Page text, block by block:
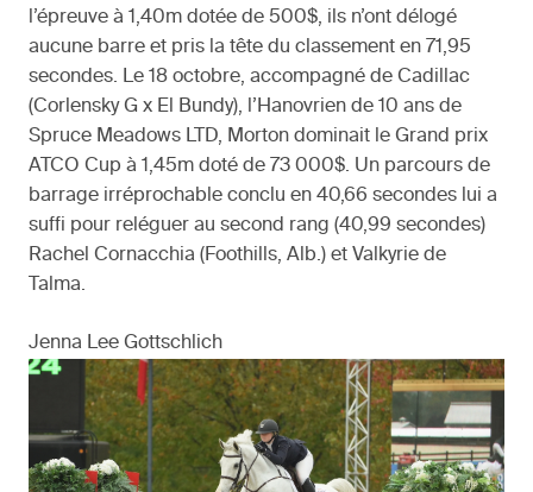
l’épreuve à 1,40m dotée de 500$, ils n’ont délogé
aucune barre et pris la tête du classement en 71,95
secondes. Le 18 octobre, accompagné de Cadillac
(Corlensky G x El Bundy), l’Hanovrien de 10 ans de
Spruce Meadows LTD, Morton dominait le Grand prix
ATCO Cup à 1,45m doté de 73 000$. Un parcours de
barrage irréprochable conclu en 40,66 secondes lui a
suffi pour reléguer au second rang (40,99 secondes)
Rachel Cornacchia (Foothills, Alb.) et Valkyrie de
Talma.
Jenna Lee Gottschlich